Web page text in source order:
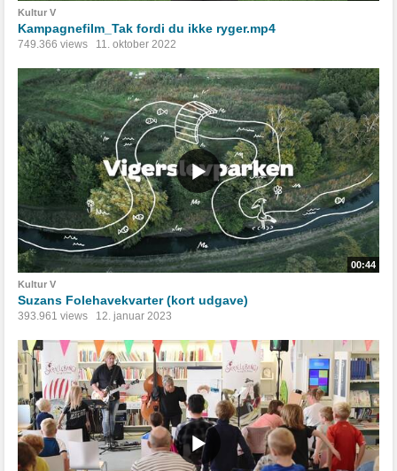
Kultur V
Kampagnefilm_Tak fordi du ikke ryger.mp4
749.366 views 11. oktober 2022
00:44
Kultur V
Suzans Folehavekvarter (kort udgave)
393.961 views 12. januar 2023